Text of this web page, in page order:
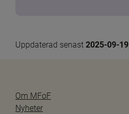
Uppdaterad senast 2025-09-19
Om MFoF
Nyheter